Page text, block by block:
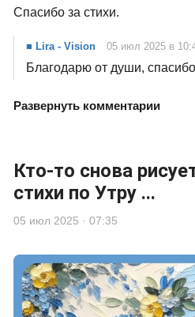
Спасибо за стихи.
■ Lira - Vision 05 июл 2025 в
Благодарю от души,
Развернуть комментарии
Кто-то снова
стихи по Утру ...
05 июл 2025 · 07:35